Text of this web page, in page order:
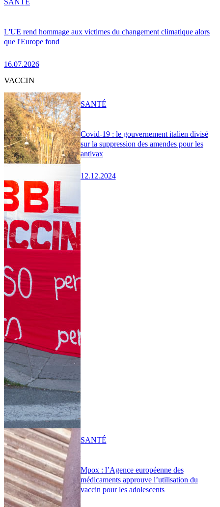
L'UE rend hommage aux victimes du changement climatique alors
que l'Europe fond
16.07.2026
SANTÉ
VACCIN
Covid-19 : le gouvernement italien divisé
sur la suppression des amendes pour les
antivax
12.12.2024
SANTÉ
Mpox : l’Agence européenne des
médicaments approuve l’utilisation du
vaccin pour les adolescents
SANTÉ